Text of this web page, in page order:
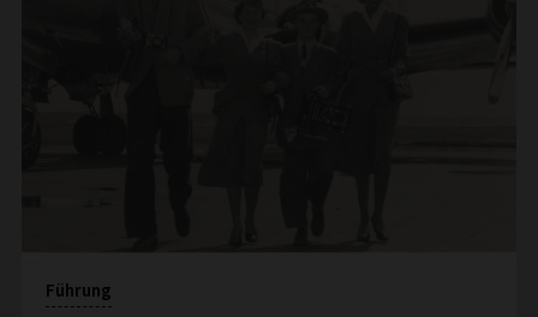
Führung